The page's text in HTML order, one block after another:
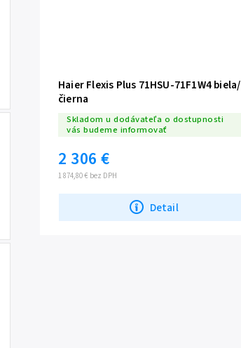
Haier Flexis Plus 71HSU-71F1W4 biela/
čierna
Skladom u dodávateľa o dostupnosti
vás budeme informovať
1 874,80 € bez DPH
2 306 €
Detail